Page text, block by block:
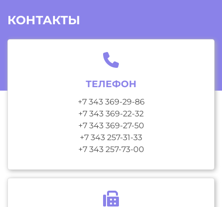
КОНТАКТЫ
ТЕЛЕФОН
+7 343 369-29-86
+7 343 369-22-32
+7 343 369-27-50
+7 343 257-31-33
+7 343 257-73-00